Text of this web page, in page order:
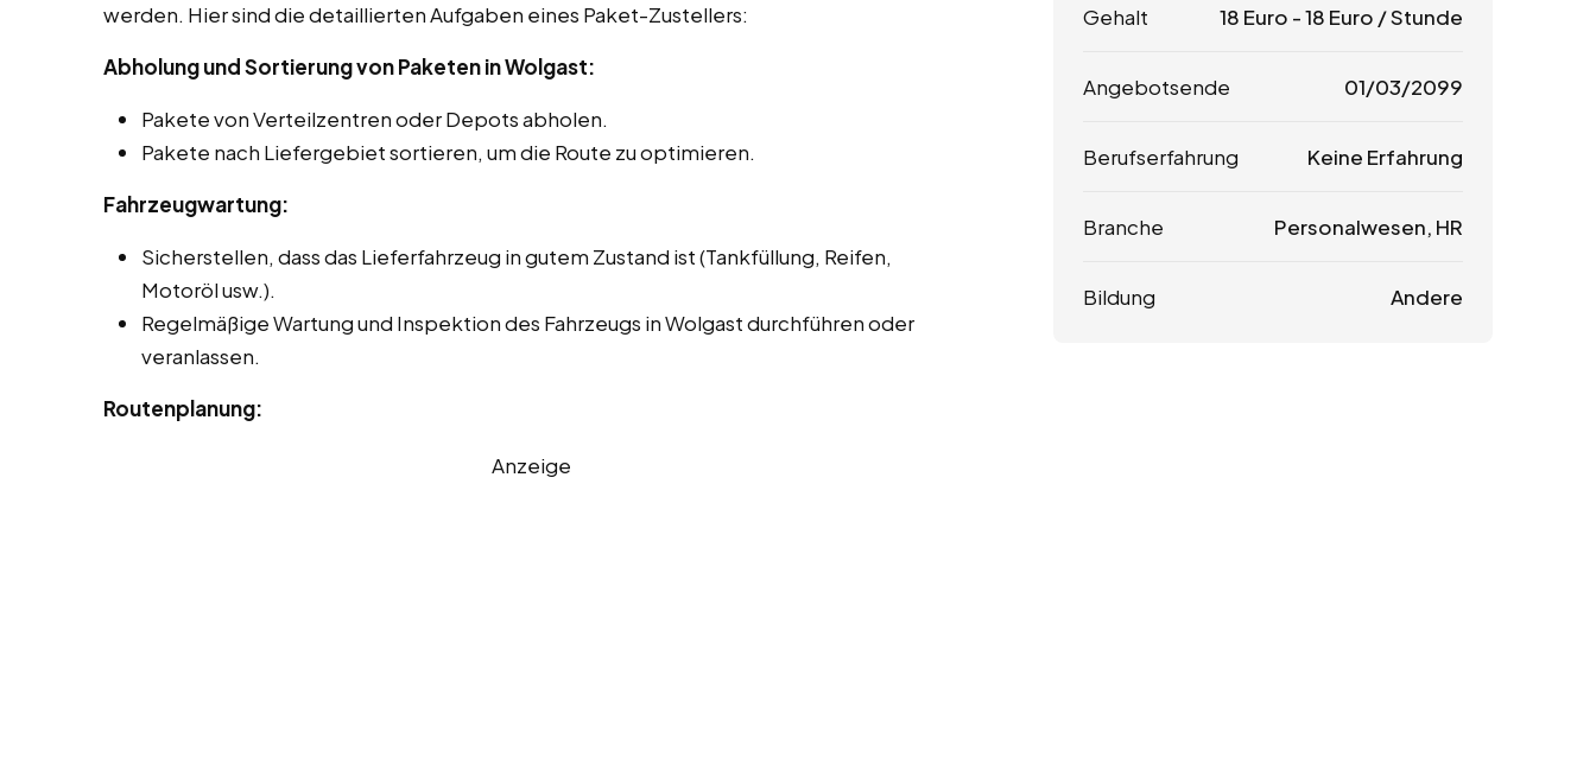
werden. Hier sind die detaillierten Aufgaben eines Paket-Zustellers:
Abholung und Sortierung von Paketen in Wolgast:
Pakete von Verteilzentren oder Depots abholen.
Pakete nach Liefergebiet sortieren, um die Route zu optimieren.
Fahrzeugwartung:
Sicherstellen, dass das Lieferfahrzeug in gutem Zustand ist (Tankfüllung, Reifen,
Motoröl usw.).
Regelmäßige Wartung und Inspektion des Fahrzeugs in Wolgast durchführen oder
veranlassen.
Routenplanung:
Anzeige
Gehalt 18 Euro -18 Euro / Stunde
Angebotsende 01/03/2099
Berufserfahrung Keine Erfahrung
Branche Personalwesen, HR
Bildung Andere